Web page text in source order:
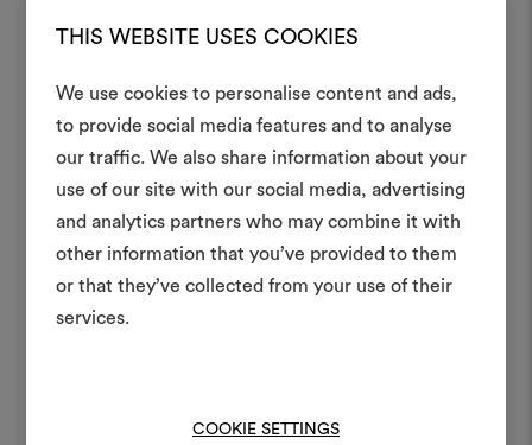
THIS WEBSITE USES COOKIES
We use cookies to personalise content and ads,
to provide social media features and to analyse
our traffic. We also share information about your
use of our site with our social media, advertising
and analytics partners who may combine it with
other information that you’ve provided to them
or that they’ve collected from your use of their
services.
COOKIE SETTINGS
Karandash 004
Moodboard
Karakorum 001
Crea
Uno strumento interattivo
e condividere le tue idee,